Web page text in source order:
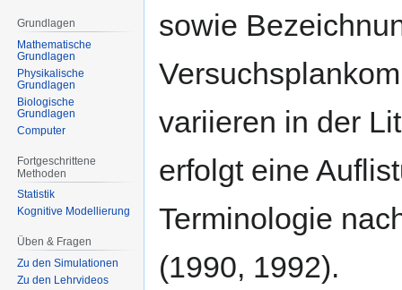
sowie
variieren in der
erfolgt eine
Terminologie
(1990, 1992).
Grundlagen
Mathematische
Grundlagen
Physikalische
Grundlagen
Biologische
Grundlagen
Computer
Fortgeschrittene
Methoden
Statistik
Kognitive Modellierung
Üben & Fragen
Zu den Simulationen
Zu den Lehrvideos